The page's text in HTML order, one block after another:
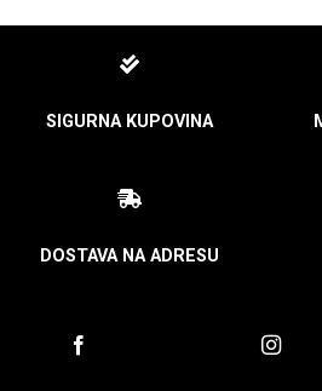
SIGURNA KUPOVINA
DOSTAVA NA ADRESU